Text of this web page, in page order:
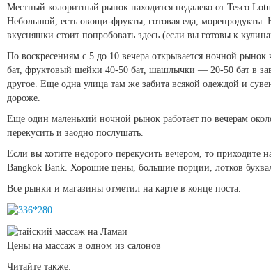
Местный колоритный рынок находится недалеко от Tesco
Небольшой, есть овощи-фрукты, готовая еда, морепродукты.
вкусняшки стоит попробовать здесь (если вы готовы к
По воскресениям с 5 до 10 вечера открывается ночной
бат, фруктовый шейки 40-50 бат, шашлычки — 20-50 бат в
другое. Еще одна улица там же забита всякой одеждой и
дороже.
Еще один маленький ночной рынок работает по вечерам
перекусить и заодно послушать.
Если вы хотите недорого перекусить вечером, то
Bangkok Bank. Хорошие цены, большие порции, лотков
Все рынки и магазины отметил на карте в конце поста.
Цены на массаж в одном из салонов
Читайте также: